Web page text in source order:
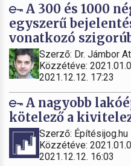
A 300 és 1000
egyszerű
vonatkozó
Szerző: Dr. Jámbor
Közzétéve:
2021.12.12. 17:23
A nagyobb
kötelező a
Szerző: Építésijog.hu
Közzétéve:
2021.12.12. 16:03